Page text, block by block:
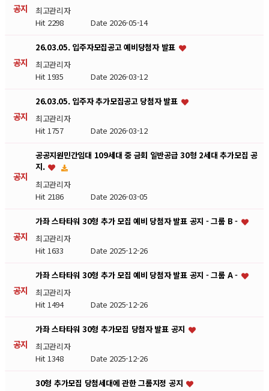
공지
최고관리자
Hit 2298 Date 2026-05-14
공지
26.03.05. 입주자모집공고 예비당첨자 발표
최고관리자
Hit 1935 Date 2026-03-12
공지
26.03.05. 입주자 추가모집공고 당첨자 발표
최고관리자
Hit 1757 Date 2026-03-12
공지
공공지원민간임대 109세대 중 금회 일반공급 30형 2세대 추가모집 공
지.
최고관리자
Hit 2186 Date 2026-03-05
공지
가좌 스타타워 30형 추가 모집 예비 당첨자 발표 공지 - 그룹 B -
최고관리자
Hit 1633 Date 2025-12-26
공지
가좌 스타타워 30형 추가 모집 예비 당첨자 발표 공지 - 그룹 A -
최고관리자
Hit 1494 Date 2025-12-26
공지
가좌 스타타워 30형 추가모집 당첨자 발표 공지
최고관리자
Hit 1348 Date 2025-12-26
30형 추가모집 당첨세대에 관한 그룹지정 공지